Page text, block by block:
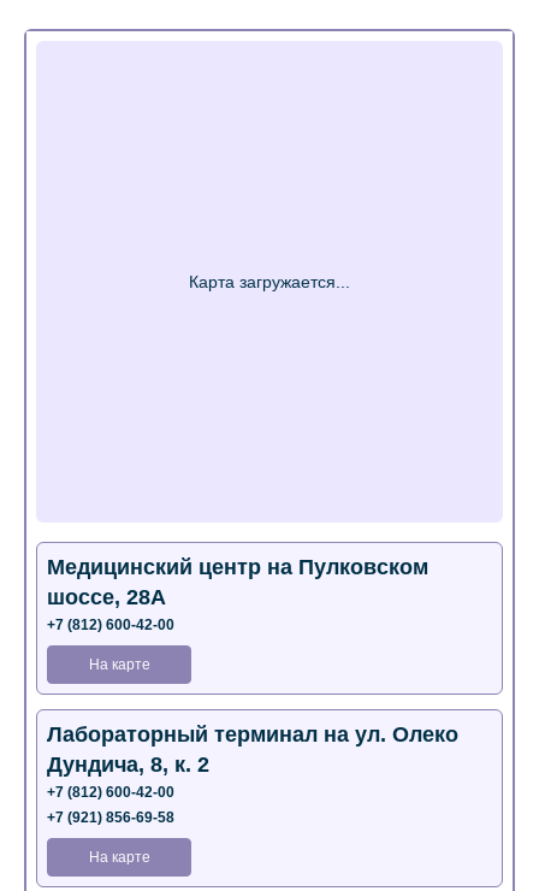
Медицинский центр на Пулковском
шоссе, 28А
+7 (812) 600-42-00
На карте
Лабораторный терминал на ул. Олеко
Дундича, 8, к. 2
+7 (812) 600-42-00
+7 (921) 856-69-58
На карте